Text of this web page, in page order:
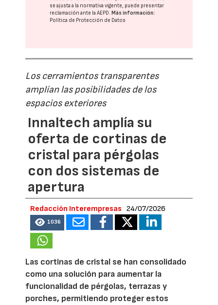
se ajusta a la normativa vigente, puede presentar
reclamación ante laAEPD.Más información:
Política de Protección de Datos
Los cerramientos transparentes
amplían las posibilidades de los
espacios exteriores
Innaltech amplía su
oferta de cortinas de
cristal para pérgolas
con dos sistemas de
apertura
Redacción Interempresas 24/07/2026
1036
Las cortinas de cristal se han consolidado
como una solución para aumentar la
funcionalidad de pérgolas, terrazas y
porches, permitiendo proteger estos